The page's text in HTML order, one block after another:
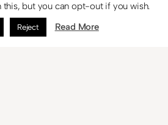
this, but you can opt-out if you wish.
Reject Read More